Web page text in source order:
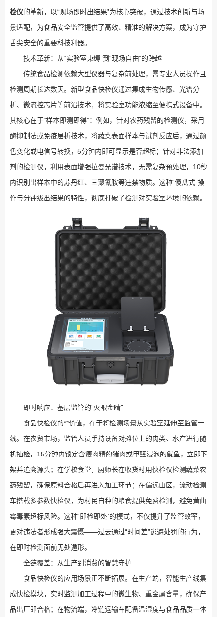
检仪的革新，以“现场即时出结果”为核心突破，通过技术创新与场
景适配，为食品安全监管提供了高效、精准的解决方案，成为守护
舌尖安全的重要科技利器。
技术革新：从“实验室束缚”到“现场自由”的跨越
传统食品检测依赖大型仪器与复杂前处理，需专业人员操作且
检测周期长达数天。新型食品快检仪通过集成生物传感、光谱分
析、微流控芯片等前沿技术，将实验室功能浓缩至便携式设备中。
其核心在于“样本即测即得”：例如，针对农药残留的检测仪，采用
酶抑制法或免疫层析技术，将蔬菜表面样本与试剂反应后，通过颜
色变化或电信号转换，5分钟内即可显示是否超标；针对非法添加
剂的检测仪，利用表面增强拉曼光谱技术，无需复杂预处理，10秒
内识别出样本中的苏丹红、三聚氰胺等违禁物质。这种“傻瓜式”操
作与分钟级出结果的特性，彻底打破了检测对实验室环境的依赖。
即时响应：基层监管的“火眼金睛”
食品快检仪的**价值，在于将检测场景从实验室延伸至监管一
线。在农贸市场，监管人员手持设备对摊位上的肉类、水产进行随
机抽检，15分钟内锁定含瘦肉精的猪肉或甲醛浸泡的鱿鱼，立即下
架并追溯源头；在学校食堂，厨师长在收货时用快检仪检测蔬菜农
药残留，确保原料合格后再进入加工环节；在偏远山区，流动检测
车搭载多参数快检仪，为村民自种的粮食提供免费检测，避免黄曲
霉毒素超标风险。这种“即检即处”的模式，不仅提升了监管效率，
更对违法者形成强大震慑——过去通过“时间差”逃避处罚的行为，
在即时检测面前无处遁形。
全链覆盖：从生产到消费的智慧守护
食品快检仪的应用场景正不断拓展。在生产端，智能生产线集
成快检模块，实时监测加工过程中的微生物、重金属含量，确保产
品出厂即合格；在物流端，冷链运输车配备温湿度与食品品质一体